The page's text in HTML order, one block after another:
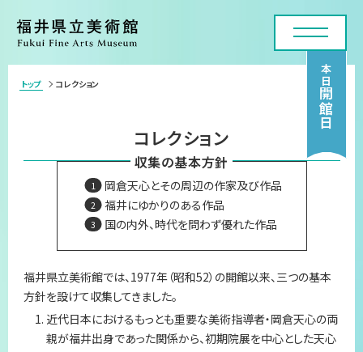
本日
開館日
展覧会
年間スケジュール
各種申請・実技講座
コレクション
美術館について
お問い合わせフォーム
トップ コレクション
コレクション
収集の基本方針
岡倉天心とその周辺の作家及び作品
福井にゆかりのある作品
国の内外、時代を問わず優れた作品
福井県立美術館では、1977年（昭和52）の開館以来、三つの基本
方針を設けて収集してきました。
近代日本におけるもっとも重要な美術指導者・岡倉天心の両
親が福井出身であった関係から、初期院展を中心とした天心